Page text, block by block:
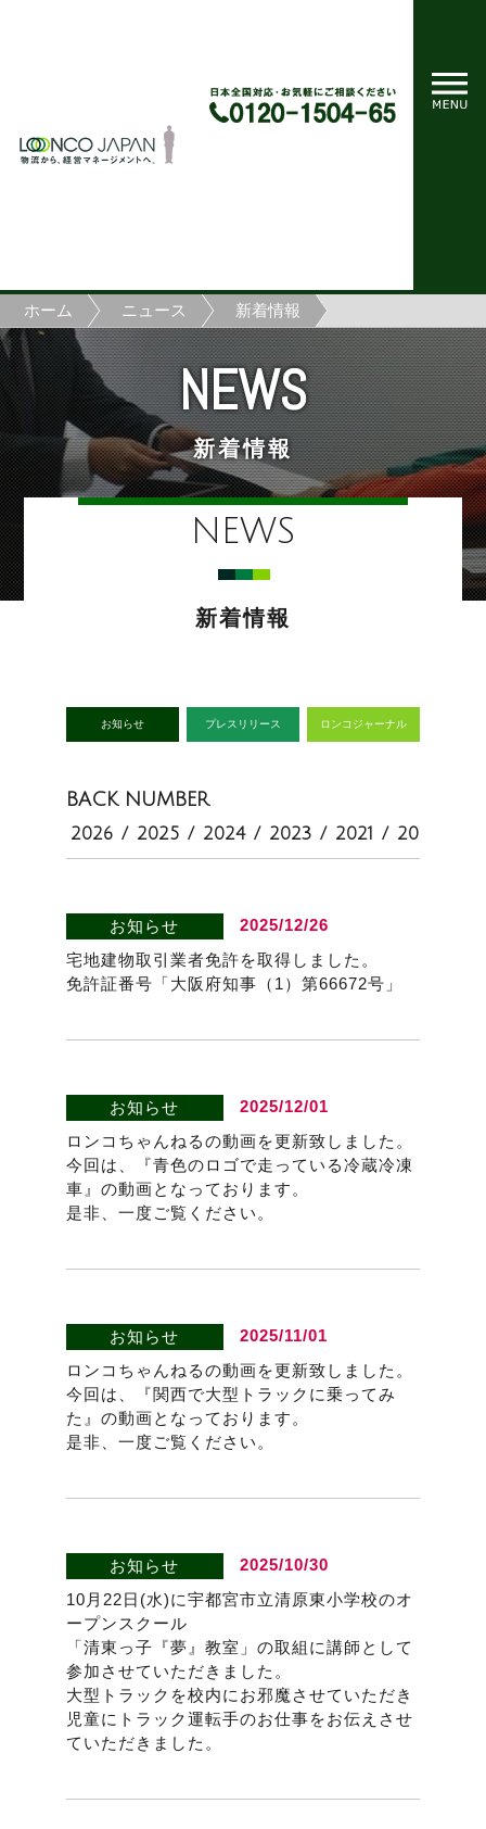
ホーム ニュース 新着情報
NEWS
新着情報
NEWS
新着情報
お知らせ プレスリリース ロンコジャーナル
BACK NUMBER
2026 / 2025 / 2024 / 2023 / 2021 / 2020
お知らせ
2025/12/26
宅地建物取引業者免許を取得しました。
免許証番号「大阪府知事（1）第66672号」
お知らせ
2025/12/01
ロンコちゃんねるの動画を更新致しました。
今回は、『青色のロゴで走っている冷蔵冷凍
車』の動画となっております。
是非、一度ご覧ください。
お知らせ
2025/11/01
ロンコちゃんねるの動画を更新致しました。
今回は、『関西で大型トラックに乗ってみ
た』の動画となっております。
是非、一度ご覧ください。
お知らせ
2025/10/30
10月22日(水)に宇都宮市立清原東小学校のオ
ープンスクール
「清東っ子『夢』教室」の取組に講師として
参加させていただきました。
大型トラックを校内にお邪魔させていただき
児童にトラック運転手のお仕事をお伝えさせ
ていただきました。